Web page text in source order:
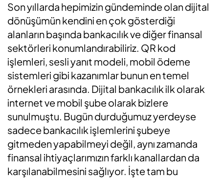
Son yıllarda hepimizin gündeminde olan dijital
dönüşümün kendini en çok gösterdiği
alanların başında bankacılık ve diğer finansal
sektörleri konumlandırabiliriz. QR kod
işlemleri, sesli yanıt modeli, mobil ödeme
sistemleri gibi kazanımlar bunun en temel
örnekleri arasında. Dijital bankacılık ilk olarak
internet ve mobil şube olarak bizlere
sunulmuştu. Bugün durduğumuz yerdeyse
sadece bankacılık işlemlerini şubeye
gitmeden yapabilmeyi değil, aynı zamanda
finansal ihtiyaçlarımızın farklı kanallardan da
karşılanabilmesini sağlıyor. İşte tam bu